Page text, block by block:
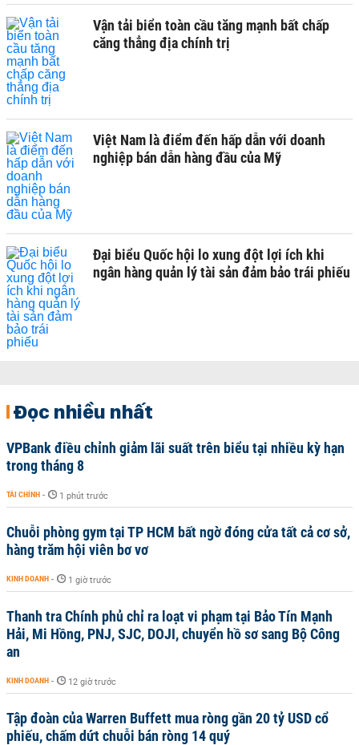
Vận tải biển toàn cầu tăng mạnh bất chấp
căng thẳng địa chính trị
Việt Nam là điểm đến hấp dẫn với doanh
nghiệp bán dẫn hàng đầu của Mỹ
Đại biểu Quốc hội lo xung đột lợi ích khi
ngân hàng quản lý tài sản đảm bảo trái phiếu
Đọc nhiều nhất
VPBank điều chỉnh giảm lãi suất trên biểu tại nhiều kỳ hạn
trong tháng 8
TÀI CHÍNH - 1 phút trước
Chuỗi phòng gym tại TP HCM bất ngờ đóng cửa tất cả cơ sở,
hàng trăm hội viên bơ vơ
KINH DOANH - 1 giờ trước
Thanh tra Chính phủ chỉ ra loạt vi phạm tại Bảo Tín Mạnh
Hải, Mi Hồng, PNJ, SJC, DOJI, chuyển hồ sơ sang Bộ Công
an
KINH DOANH - 12 giờ trước
Tập đoàn của Warren Buffett mua ròng gần 20 tỷ USD cổ
phiếu, chấm dứt chuỗi bán ròng 14 quý